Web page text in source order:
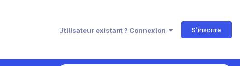
Utilisateur existant ? Connexion S’inscrire